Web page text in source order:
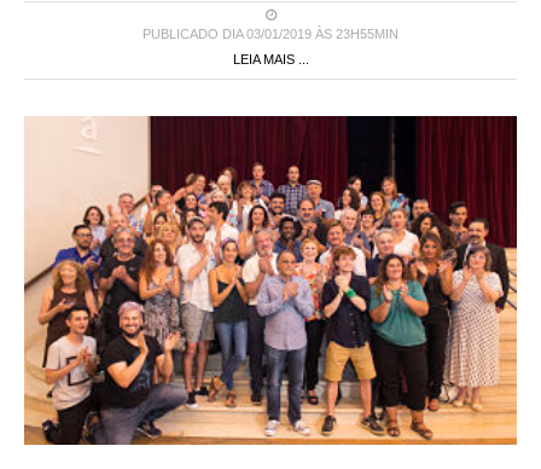
PUBLICADO DIA 03/01/2019 ÀS 23H55MIN
LEIA MAIS ...